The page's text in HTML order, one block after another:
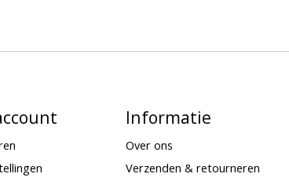
Informatie
Over ons
Verzenden & retourneren